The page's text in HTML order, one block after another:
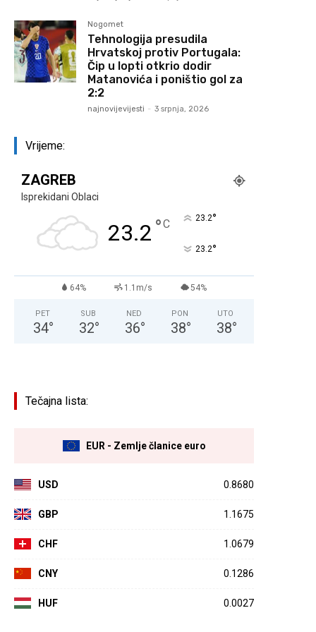
Nogomet
Tehnologija presudila
Hrvatskoj protiv Portugala:
Čip u lopti otkrio dodir
Matanovića i poništio gol za
2:2
najnovijevijesti - 3 srpnja, 2026
Vrijeme:
ZAGREB
Isprekidani Oblaci
23.2 °C 23.2°
23.2°
64% 1.1m/s 54%
PET
34°
SUB
32°
NED
36°
PON
38°
UTO
38°
Tečajna lista:
EUR - Zemlje članice euro
USD 0.8680
GBP 1.1675
CHF 1.0679
CNY 0.1286
HUF 0.0027